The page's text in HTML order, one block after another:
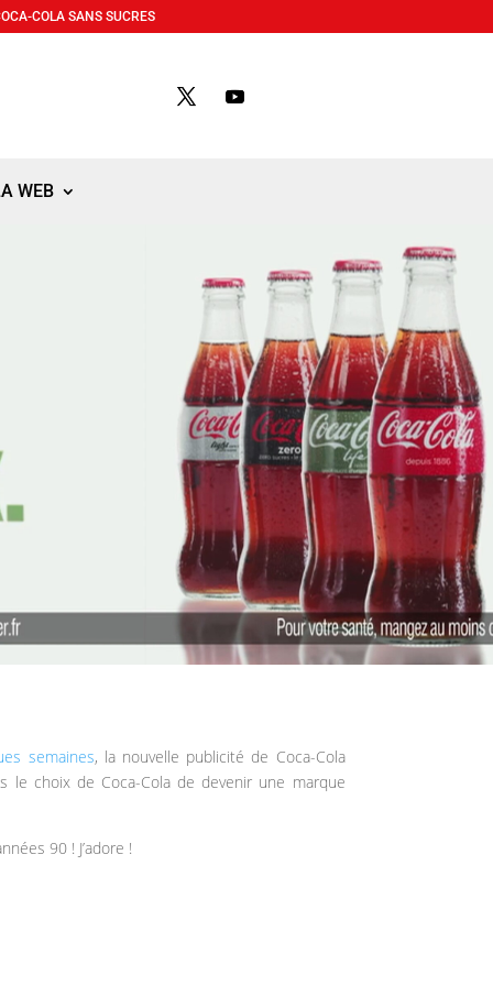
COLA SANS SUCRES
WEB
semaines, la nouvelle publicité de Coca-Cola
le choix de Coca-Cola de devenir une marque
90 ! J’adore !